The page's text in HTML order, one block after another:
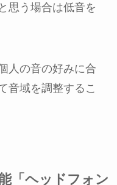
思う場合は低音を
人の音の好みに合
音域を調整するこ
「ヘッドフォン